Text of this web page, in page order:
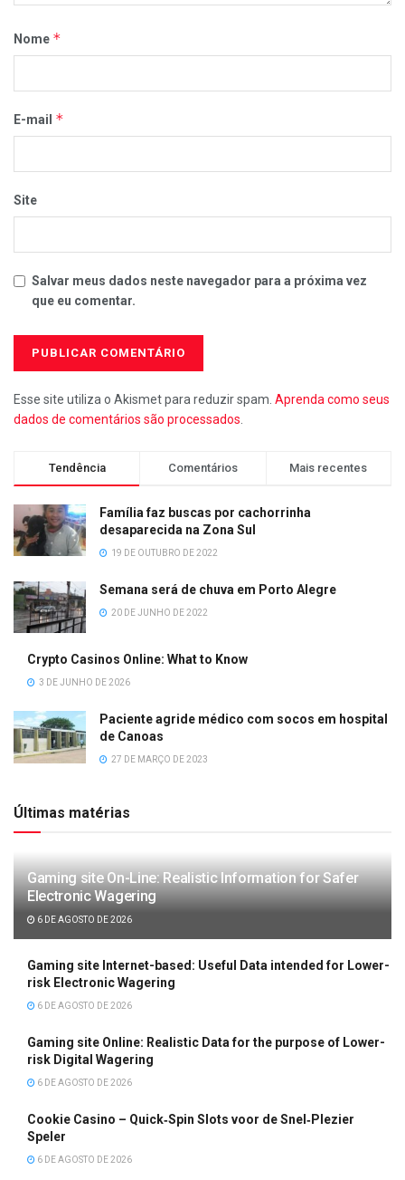
Nome *
E-mail *
Site
Salvar meus dados neste navegador para a próxima vez
que eu comentar.
Esse site utiliza o Akismet para reduzir spam. Aprenda como seus
dados de comentários são processados
Tendência Comentários Mais recentes
Família faz buscas por cachorrinha
desaparecida na Zona Sul
19 DE OUTUBRO DE 2022
Semana será de chuva em Porto Alegre
20 DE JUNHO DE 2022
Crypto Casinos Online: What to Know
3 DE JUNHO DE 2026
Paciente agride médico com socos em hospital
de Canoas
27 DE MARÇO DE 2023
Últimas matérias
Gaming site On-Line: Realistic Information for Safer
Electronic Wagering
6 DE AGOSTO DE 2026
Gaming site Internet-based: Useful Data intended for Lower-
risk Electronic Wagering
6 DE AGOSTO DE 2026
Gaming site Online: Realistic Data for the purpose of Lower-
risk Digital Wagering
6 DE AGOSTO DE 2026
Cookie Casino – Quick‑Spin Slots voor de Snel‑Plezier
Speler
6 DE AGOSTO DE 2026